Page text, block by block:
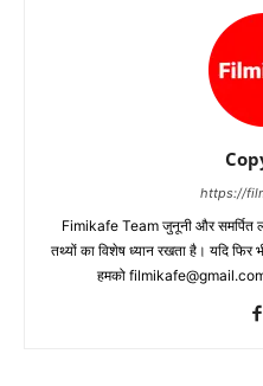
https://
Fimikafe Team जुनूनी और समर्पित
तथ्‍यों का विशेष ध्‍यान रखता है। यदि
हमको